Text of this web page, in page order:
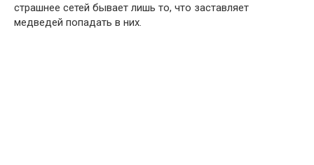
страшнее сетей бывает лишь то, что заставляет
медведей попадать в них.